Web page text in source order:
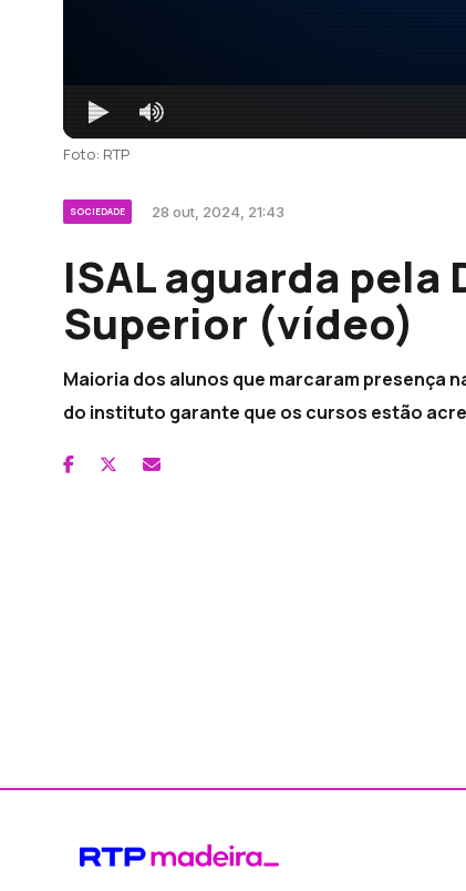
Foto: RTP
SOCIEDADE 28 out, 2024, 21:43
ISAL aguarda pela
Superior (vídeo)
Maioria dos alunos que marcaram presença
do instituto garante que os cursos estão